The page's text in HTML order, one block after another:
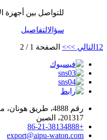
للتواصل بين أجهزة
سؤالالتفاصيل
1 2 التالي >>> الصفحة 1 / 2
رقم 4888، طريق
201317، الصين
+86-21-38134888
export@aipu-waton.com